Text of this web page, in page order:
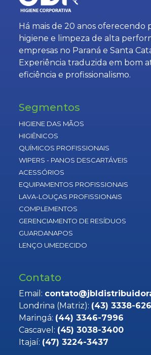
Há mais de 20 anos oferecendo
higiene e limpeza de alta
empresas no Paraná e Santa
Experiência traduzida em bom
eficiência e profissionalismo.
Segmentos
HIGIENE DAS MÃOS
HIGIÊNICOS
QUÍMICOS PROFISSIONAIS
WIPERS - PANOS DESCARTÁVEIS
ACESSÓRIOS
EQUIPAMENTOS PROFISSIONAIS
LAVA-LOUÇAS PROFISSIONAIS
COMPLEMENTOS
GERENCIAMENTO DE RESÍDUOS
GUARDANAPOS
LENÇO UMEDECIDO
Contato
Email:
Londrina (Matriz): (43) 3338-
Maringá: (44) 3346-7996
Cascavel: (45) 3038-3400
Itajaí: (47) 3224-3437